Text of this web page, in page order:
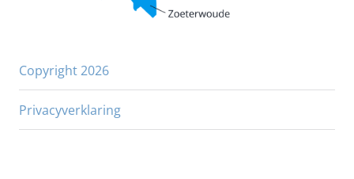
Copyright 2026
Privacyverklaring